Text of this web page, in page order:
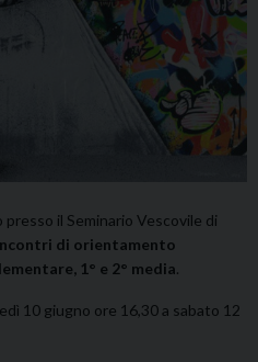
il Seminario Vescovile di
di orientamento
1° e 2° media.
10 giugno ore 16,30 a sabato 12